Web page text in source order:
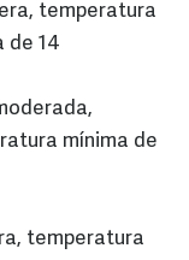
temperatura
de 14
mínima de
temperatura